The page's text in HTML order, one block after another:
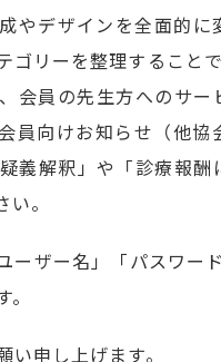
やデザインを全面的
リーを整理すること
会員の先生方へのサ
員向けお知らせ（他
義解釈」や「診療報
。
ーザー名」「パスワー
申し上げます。